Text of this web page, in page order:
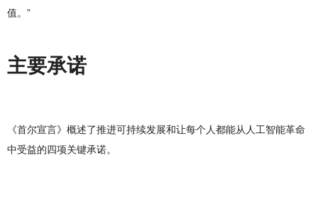
值。”
主要承诺
《首尔宣言》概述了推进可持续发展和让每个人都能从人工智能革命
中受益的四项关键承诺。